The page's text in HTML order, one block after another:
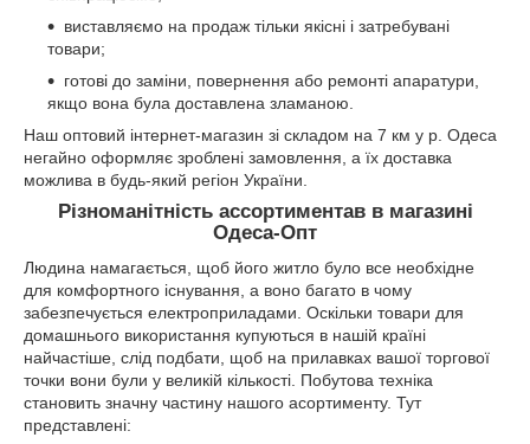
виставляємо на продаж тільки якісні і затребувані
товари;
готові до заміни, повернення або ремонті апаратури,
якщо вона була доставлена зламаною.
Наш оптовий інтернет-магазин зі складом на 7 км у р. Одеса
негайно оформляє зроблені замовлення, а їх доставка
можлива в будь-який регіон України.
Різноманітність ассортиментав в магазині
Одеса-Опт
Людина намагається, щоб його житло було все необхідне
для комфортного існування, а воно багато в чому
забезпечується електроприладами. Оскільки товари для
домашнього використання купуються в нашій країні
найчастіше, слід подбати, щоб на прилавках вашої торгової
точки вони були у великій кількості. Побутова техніка
становить значну частину нашого асортименту. Тут
представлені: